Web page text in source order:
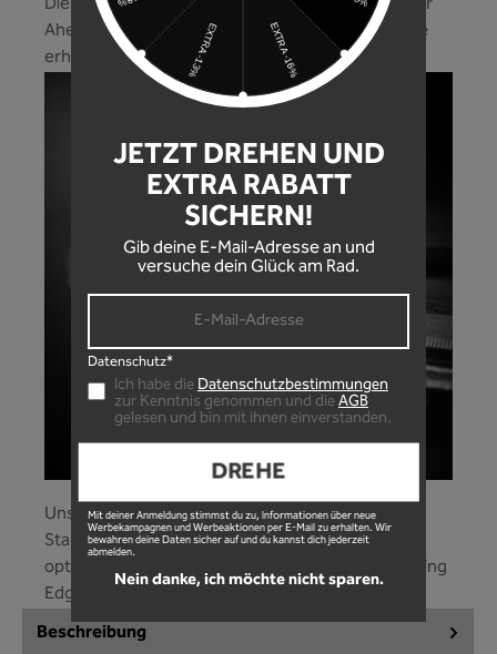
Die Schraube integriert sich perfekt ins Design der
Ahead Kappe! Eine hochwertige Schraube und die
erhältst du bei uns gleich mit dazu!
Unsere Ahead Kappe passt an jedes Bike mit der
Standard 1 1/8 Zoll Gabelschaftaufnahme! Die
optimale Passform wir gestützt durch unsere Fitting
Edge!
Beschreibung
JETZT DREHEN UND
EXTRA RABATT
SICHERN!
Gib deine E-Mail-Adresse an und
versuche dein Glück am Rad.
Datenschutz*
Ich habe die Datenschutzbestimmungen
zur Kenntnis genommen und die AGB
gelesen und bin mit ihnen einverstanden.
DREHE
Mit deiner Anmeldung stimmst du zu, Informationen über neue
Werbekampagnen und Werbeaktionen per E-Mail zu erhalten. Wir
bewahren deine Daten sicher auf und du kannst dich jederzeit
abmelden.
Nein danke, ich möchte nicht sparen.